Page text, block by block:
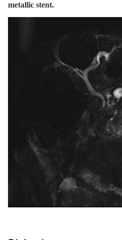
metallic stent.